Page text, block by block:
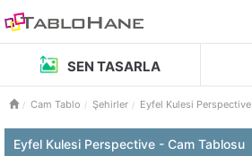
SEN TASARLA
Cam Tablo Şehirler Eyfel Kulesi Perspective
Eyfel Kulesi Perspective - Cam Tablosu